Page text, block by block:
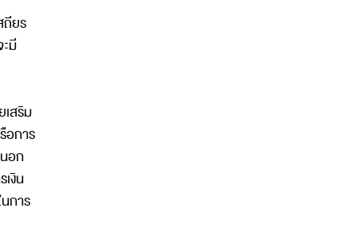
ถียร
มี
สริม
อการ
อก
งิน
การ